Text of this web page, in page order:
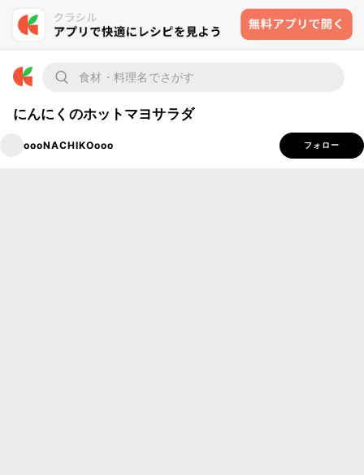
にんにくのホットマヨサラダ
oooNACHIKOooo フォロー